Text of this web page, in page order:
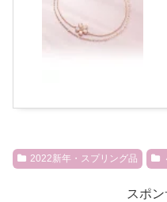
2022新年・スプリング品
スポ